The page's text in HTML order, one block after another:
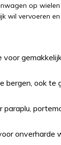
op
wil vervoeren
bergen, ook te
paraplu,
onverharde